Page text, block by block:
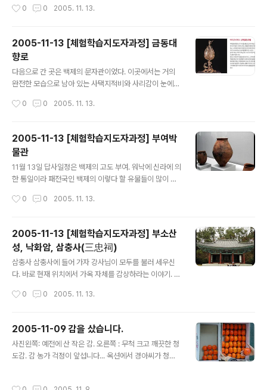
토되어 백제 공예기술을 엿볼 수 있다. 조선의 무덤은 맨 위
님은 석탑을 바라 보는 위치를 강조하신다. 현 상태로서는
못 낸다고 하시면서 가까이 오라고 하셨다. 원래 있었던 절
의 건물을 상상하며, 상상의 문을 지나 탑을 처음 마주하는
위치에 서니 이제서야 탑의 느낌이 살아난다. 아, 바로 이렇
게 보는 사람을 압도하는 형태로 서 있었구나! 탑의 높이는
약 8.3m 로 절 문을 들어서면 들어 오는 사람을 압도하도
에 대웅전이 가려서 보이지 않을 정도다. 탑이 있는 곳은 부
0 0 2005. 11. 13.
2005-11-13 [체험학습지도자과정] 금동대
향로
다음으로 간 곳은 백제의 문자관이었다. 이곳에서는 거의
완전한 모습으로 남아 있는 사택지적비와 사리감이 눈에
적으로 백제인들이 어느 수준의 문자를 사용했는지 알게
6병려체형식의 운으로 쓰여진 글자인데, 지나의 형식이 백
제에서 화려하게 완성되었음을 보여 준다. 이어서 93년 출
토된 금동 대향로가 전시된 곳으로 갔다. 이곳에서는 금동
대향로를 만든 기법을 소개하고 대향로에 새겨진 각종 여
러 가지 것들을 소개하는 곳이었는데, 향로에 새겨진 백제
팬플루트와 거의 동일한 악기도 있어 눈길을 끌었다. 게다
0 0 2005. 11. 13.
2005-11-13 [체험학습지도자과정] 부여박
물관
11월 13일 답사일정은 백제의 고도 부여. 워낙에 신라에 의
한 통일이라 패전국인 백제의 이렇다 할 유물들이 많이 알
알게 되고 백제인들의 예술성에 다시금 고개를 끄덕이게
강의를 맡으신 부여무화원 김인권 사무국장님의 안내로 박
물관을 시작으로 답사여행을 시작했다. 국립 중앙박물관이
개관되기 전 까지는 국립 공주박물관이 가장 규모가 컸다
하나, 이곳 부여 박물관은 국립임에도 불구하고 매우 소규
모인 것이 아쉽다. 김국장님도 연신 규모에 대한 아쉬움을
을 한 층으로 본다. 위의 탑은 그래서 5층 석탑이다 백송.
0 0 2005. 11. 13.
2005-11-13 [체험학습지도자과정] 부소산
성, 낙화암, 삼충사(三忠祠)
삼충사 삼충사에 들어 가자 강사님이 모두를 불러 세우신
다. 바로 현재 위치에서 가옥 자체를 감상하라는 이야기. 삼
지붕 아래에서 보면 가운데(처마)에서 양쪽(추녀)으로 갈
학을 알고 감상해야 한다. 이렇게 알고 보니 삼충사는 꽤 위
풍당당한 한옥의 모습으로 다가왔다. 삼충사 지붕을 아래
에서 보면 처마가 두 개인것이 보이는데, 바깥쪽을 뜬처마
0 0 2005. 11. 13.
2005-11-09 감을 샀습니다.
사진왼쪽: 예전에 산 작은 감. 오른쪽 : 무척 크고 깨끗한 청
도감. 감 농가 걱정이 앞섭니다... 옥션에서 경아씨가 청도